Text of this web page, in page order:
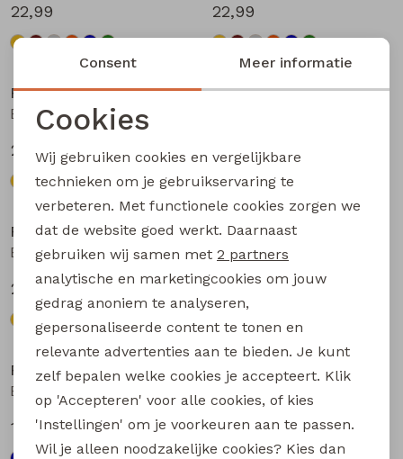
22,99
22,99
Ravagio
22,99
Nieuw
Ravagio
22,99
Ravagio
Bogan W20218 jongens sweatshirt Kobalt
22,99
Ravagio
22,99
Ravagio
17,99
Ravagio
17,99
Noodzakelijke cookies
Analytische cookies
Marketing cookies
Consent Meer informatie
Cookies
Wij gebruiken cookies en vergelijkbare
technieken om je gebruikservaring te
verbeteren. Met functionele cookies zorgen we
dat de website goed werkt. Daarnaast
gebruiken wij samen met 2 partners
analytische en marketingcookies om jouw
gedrag anoniem te analyseren,
gepersonaliseerde content te tonen en
relevante advertenties aan te bieden. Je kunt
zelf bepalen welke cookies je accepteert. Klik
op 'Accepteren' voor alle cookies, of kies
'Instellingen' om je voorkeuren aan te passen.
Wil je alleen noodzakelijke cookies? Kies dan